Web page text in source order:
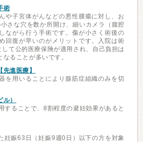
術
や子宮体がんなどの悪性腫瘍に対し、お
さな穴を数か所開け、細いカメラ（腹腔
ながら行う手術です。傷が小さく術後の
回復が早いのがメリットです。入院は術
て公的医療保険が適用され、自己負担は
ることが多いです。
進医療】
を用いることにより腺筋症組織のみを切
）
することで、8割程度の避妊効果があると
妊娠63日（妊娠9週0日）以下の方を対象